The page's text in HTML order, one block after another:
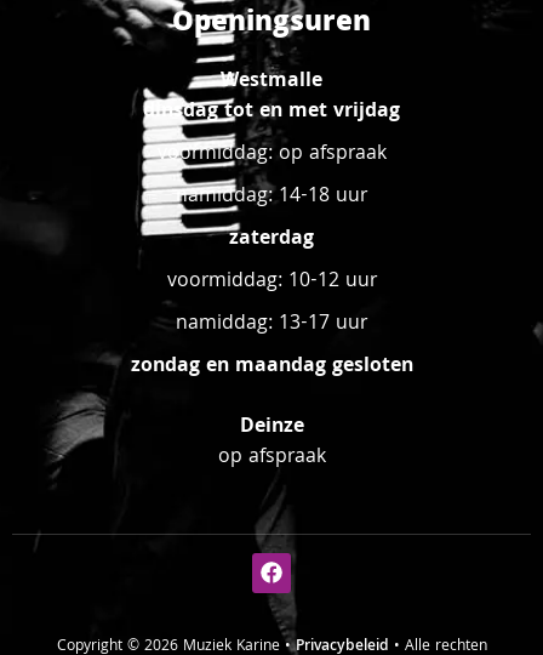
Openingsuren
Westmalle
dinsdag tot en met vrijdag
voormiddag: op afspraak
namiddag: 14-18 uur
zaterdag
voormiddag: 10-12 uur
namiddag: 13-17 uur
zondag en maandag gesloten
Deinze
op afspraak
Copyright © 2026 Muziek Karine •Privacybeleid • Alle rechten